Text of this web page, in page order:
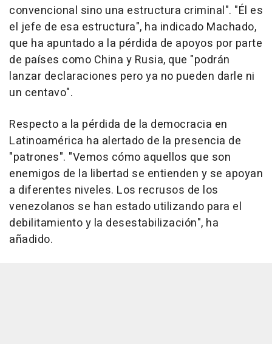
convencional sino una estructura criminal". "Él es
el jefe de esa estructura", ha indicado Machado,
que ha apuntado a la pérdida de apoyos por parte
de países como China y Rusia, que "podrán
lanzar declaraciones pero ya no pueden darle ni
un centavo".
Respecto a la pérdida de la democracia en
Latinoamérica ha alertado de la presencia de
"patrones". "Vemos cómo aquellos que son
enemigos de la libertad se entienden y se apoyan
a diferentes niveles. Los recrusos de los
venezolanos se han estado utilizando para el
debilitamiento y la desestabilización", ha
añadido.